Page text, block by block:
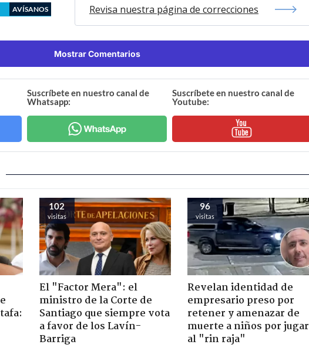
AVÍSANOS Revisa nuestra página de correcciones
Mostrar Comentarios
Suscríbete en nuestro canal de
Whatsapp:
Suscríbete en nuestro canal de
Youtube:
102
visitas
El "Factor Mera": el
ministro de la Corte de
Santiago que siempre vota
a favor de los Lavín-
Barriga
96
visitas
Revelan identidad de
empresario preso por
retener y amenazar de
muerte a niños por jugar
al "rin raja"